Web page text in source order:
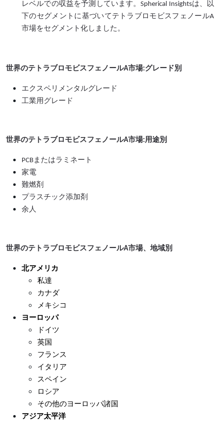
レベルでの収益を予測しています。Spherical Insightsは、以
下のセグメントに基づいてテトラブロモビスフェノールA
市場をセグメント化しました。
世界のテトラブロモビスフェノールA市場:グレード別
エクスペリメンタルグレード
工業用グレード
世界のテトラブロモビスフェノールA市場:用途別
PCBまたはラミネート
家電
難燃剤
プラスチック添加剤
余人
世界のテトラブロモビスフェノールA市場、地域別
北アメリカ
私達
カナダ
メキシコ
ヨーロッパ
ドイツ
英国
フランス
イタリア
スペイン
ロシア
その他のヨーロッパ諸国
アジア太平洋